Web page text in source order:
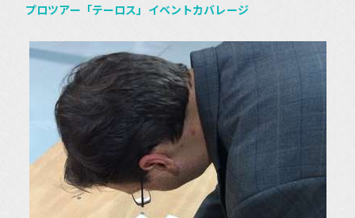
プロツアー「テーロス」イベントカバレージ